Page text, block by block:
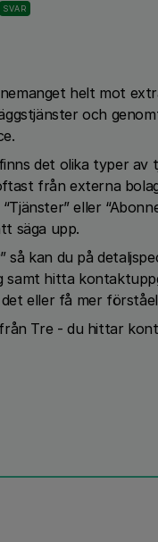
SVAR
helt mot
och
det olika typer av
från externa
eller
säga upp.
så kan du på
hitta
eller få mer
Tre - du hittar